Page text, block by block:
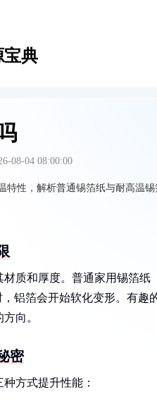
宝典
08-04 08:00:00
特性，解析普通锡箔纸与耐高温
质和厚度。普通家用锡箔
铝箔会开始软化变形。有趣
向。
密
方式提升性能：